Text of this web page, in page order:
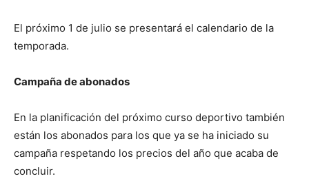
El próximo 1 de julio se presentará el calendario de la
temporada.
Campaña de abonados
En la planificación del próximo curso deportivo también
están los abonados para los que ya se ha iniciado su
campaña respetando los precios del año que acaba de
concluir.